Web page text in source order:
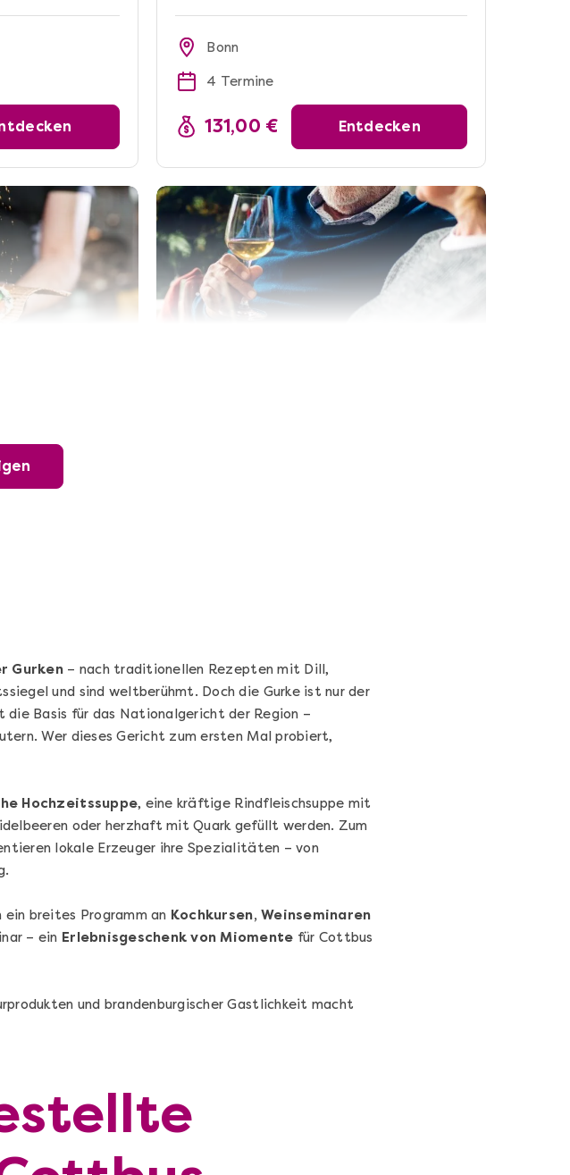
Bonn
4 Termine
131,00 € Entdecken
rund um die
- DIY-Set
mit Videokurs
Cocktails Selber Machen - DIY-
Gurken– nach traditionellen Rezepten mit Dill,
und sind weltberühmt. Doch die Gurke ist nur der
Basis für das Nationalgericht der Region –
Wer dieses Gericht zum ersten Mal probiert,
Hochzeitssuppe, eine kräftige Rindfleischsuppe mit
oder herzhaft mit Quark gefüllt werden. Zum
lokale Erzeuger ihre Spezialitäten – von
ein breites Programm an Kochkursen, Weinseminaren
– ein Erlebnisgeschenk von Miomente für Cottbus
und brandenburgischer Gastlichkeit macht